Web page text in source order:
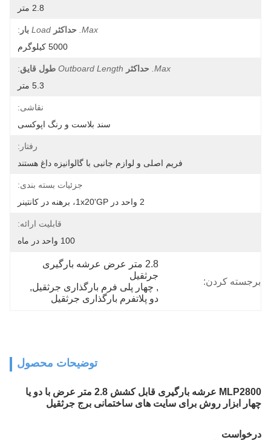
2.8 متر
Max. حداکثر Load بار:
5000 کیلوگرم
Max. حداکثر Outboard Length طول قایق:
5.3 متر
نقاشی:
سند بلاست و رنگ اپوکسی
رفتار:
فریم اصلی و لوازم جانبی با گالوانیزه داغ هستند
جزئیات بسته بندی:
قابلیت ارائه:
100 واحد در ماه
برجسته کردن:
2.8 متر عرض عرشه بارگیری
جرثقیل
, چهار پلی فرم بارگذاری جرثقیل ,
دو پلاتفرم بارگذاری جرثقیل
توضیحات محصول
MLP2800 عرشه بارگیری قابل کشش 2.8 متر عرض با دو یا
چهار ابزار روش برای سایت های ساختمانی برج جرثقیل
درخواست